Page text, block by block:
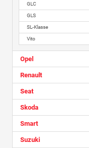
GLC
GLS
SL-Klasse
Vito
Opel
Renault
Seat
Skoda
Smart
Suzuki